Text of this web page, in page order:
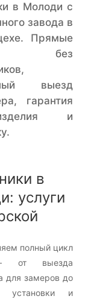
в Молоди с
завода в
Прямые
без
выезд
гарантия
и
в
услуги
полный цикл
от выезда
для замеров до
установки и